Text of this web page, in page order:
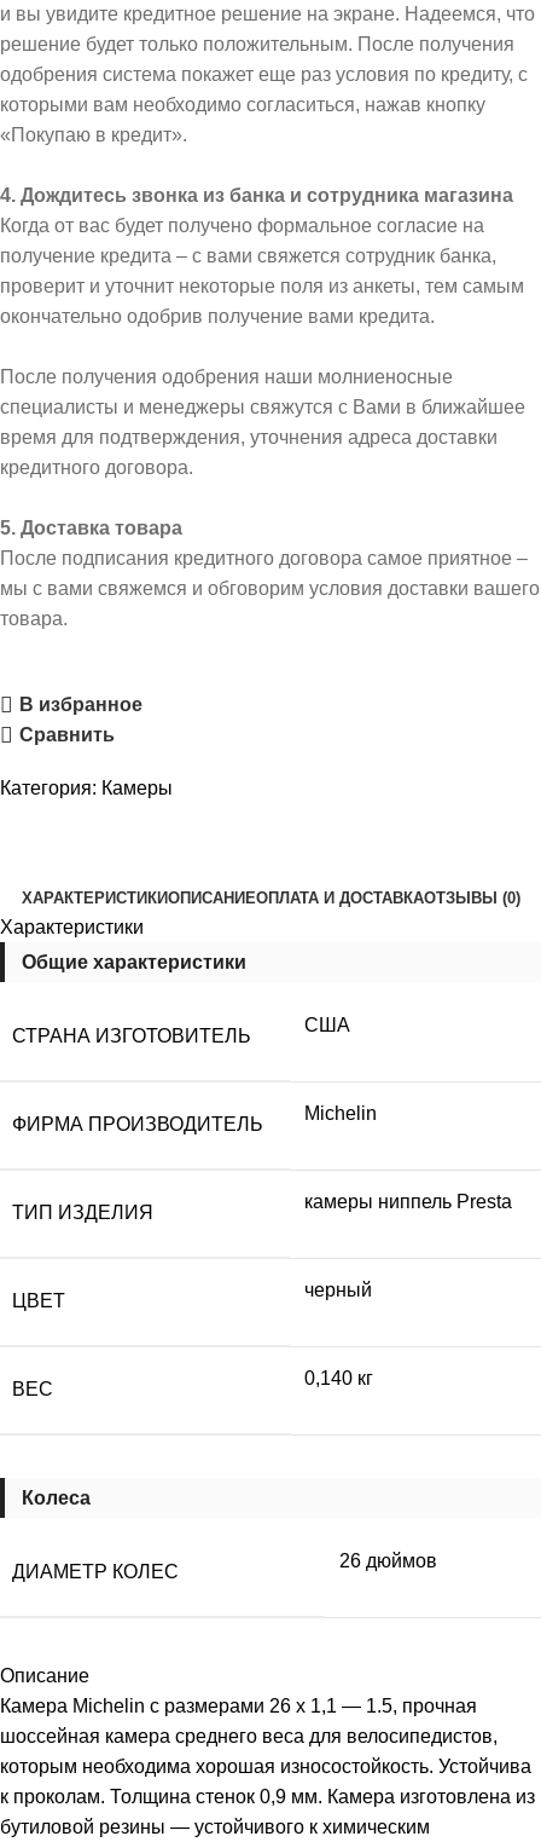
и вы увидите кредитное решение на экране. Надеемся, что
решение будет только положительным. После получения
одобрения система покажет еще раз условия по кредиту, с
которыми вам необходимо согласиться, нажав кнопку
«Покупаю в кредит».
4. Дождитесь звонка из банка и сотрудника магазина
Когда от вас будет получено формальное согласие на
получение кредита – с вами свяжется сотрудник банка,
проверит и уточнит некоторые поля из анкеты, тем самым
окончательно одобрив получение вами кредита.
После получения одобрения наши молниеносные
специалисты и менеджеры свяжутся с Вами в ближайшее
время для подтверждения, уточнения адреса доставки
кредитного договора.
5. Доставка товара
После подписания кредитного договора самое приятное –
мы с вами свяжемся и обговорим условия доставки вашего
товара.
В избранное
Сравнить
Категория: Камеры
ХАРАКТЕРИСТИКИОПИСАНИЕОПЛАТА И ДОСТАВКАОТЗЫВЫ (0)
Характеристики
Общие характеристики
СТРАНА ИЗГОТОВИТЕЛЬ
США
ФИРМА ПРОИЗВОДИТЕЛЬ
Michelin
ТИП ИЗДЕЛИЯ
камеры ниппель Presta
ЦВЕТ
черный
ВЕС
0,140 кг
Колеса
ДИАМЕТР КОЛЕС
26 дюймов
Описание
Камера Michelin с размерами 26 x 1,1 — 1.5, прочная
шоссейная камера среднего веса для велосипедистов,
которым необходима хорошая износостойкость. Устойчива
к проколам. Толщина стенок 0,9 мм. Камера изготовлена из
бутиловой резины — устойчивого к химическим